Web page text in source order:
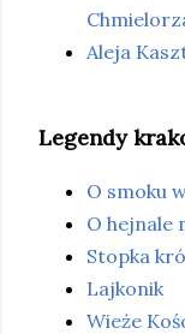
Aleja
Legendy
O smoku
O hejnale
Stopka
Lajkonik
Wieże